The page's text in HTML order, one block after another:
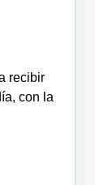
recibir
con la